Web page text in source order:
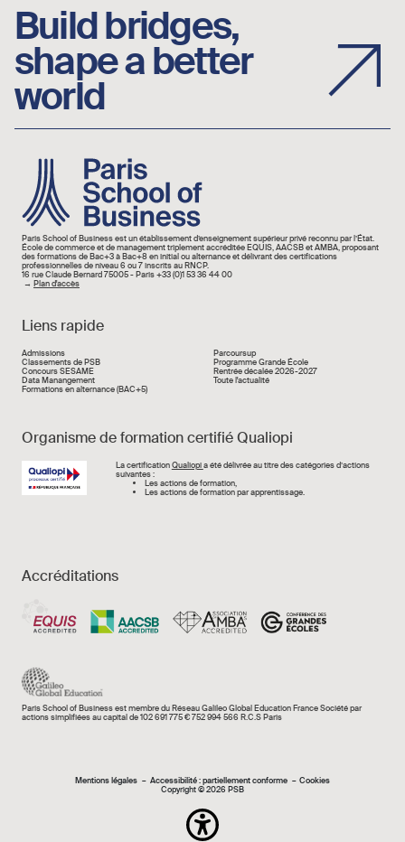
Build bridges,
shape a better
world
Image
Paris School of Business est un établissement d’enseignement supérieur privé reconnu par l’État.
École de commerce et de management triplement accréditée EQUIS, AACSB et AMBA, proposant
des formations de Bac+3 à Bac+8 en initial ou alternance et délivrant des certifications
professionnelles de niveau 6 ou 7 inscrits au RNCP.
16 rue Claude Bernard 75005 - Paris +33 (0)1 53 36 44 00
→ Plan d'accès
Liens rapide
Liens rapide
Admissions
Classements de PSB
Concours SESAME
Data Manangement
Formations en alternance (BAC+5)
Parcoursup
Programme Grande École
Rentrée décalée 2026-2027
Toute l'actualité
Organisme de formation certifié Qualiopi
Image La certificationQualiopia été délivrée au titre des catégories d’actions
suivantes :
Les actions de formation,
Les actions de formation par apprentissage.
Accréditations
Paris School of Business est membre du Réseau Galileo Global Education France Société par
actions simplifiées au capital de 102 691 775 € 752 994 566 R.C.S Paris
Mentions légales
Mentions légales Accessibilité : partiellement conforme
Cookies
Copyright © 2026 PSB